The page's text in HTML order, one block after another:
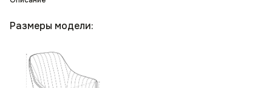
Размеры модели: